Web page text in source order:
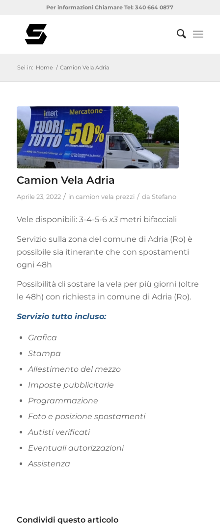
Per informazioni Chiamare Tel: 340 664 0877
Sei in: Home / Camion Vela Adria
Camion Vela Adria
Aprile 23, 2022 / in camion vela prezzi / da Stefano
Vele disponibili: 3-4-5-6x3metri bifacciali
Servizio sulla zona del comune di Adria (Ro) è
possibile sia itinerante che con spostamenti
ogni 48h
Possibilità di sostare la vela per più giorni (oltre
le 48h) con richiesta in comune di Adria (Ro).
Servizio tutto incluso:
Grafica
Stampa
Allestimento del mezzo
Imposte pubblicitarie
Programmazione
Foto e posizione spostamenti
Autisti verificati
Eventuali autorizzazioni
Assistenza
Condividi questo articolo